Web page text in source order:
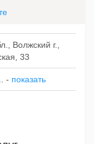
Волжский г.,
33
- показать